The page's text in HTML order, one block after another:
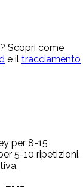
Scopri come
e il tracciamento
per 8-15
5-10 ripetizioni.